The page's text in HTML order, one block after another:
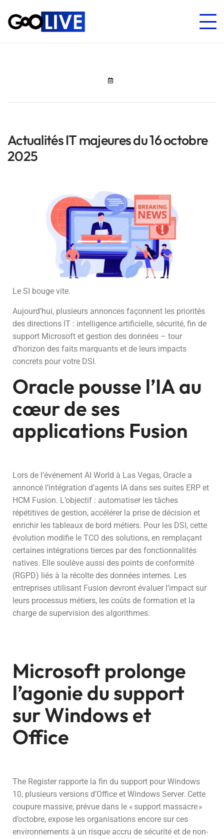
Actualités IT majeures du 16 octobre
2025
Le SI bouge vite.
Aujourd’hui, plusieurs annonces façonnent les priorités
des directions IT : intelligence artificielle, sécurité, fin de
support Microsoft et gestion des données – tour
d’horizon des faits marquants et de leurs impacts
concrets pour votre DSI.
Oracle pousse l’IA au
cœur de ses
applications Fusion
Lors de l’événement AI World à Las Vegas, Oracle a
annoncé l’intégration d’agents IA dans ses suites ERP et
HCM Fusion. L’objectif : automatiser les tâches
répétitives de gestion, accélérer la prise de décision et
enrichir les tableaux de bord métiers. Pour les DSI, cette
évolution modifie le TCO des solutions, en remplaçant
certaines intégrations tierces par des fonctionnalités
natives. Elle soulève aussi des points de conformité
(RGPD) liés à la récolte des données internes. Les
entreprises utilisant Fusion devront évaluer l’impact sur
leurs processus métiers, les coûts de formation et la
charge de supervision des algorithmes.
Microsoft prolonge
l’agonie du support
sur Windows et
Office
The Register rapporte la fin du support pour Windows
10, plusieurs versions d’Office et Windows Server. Cette
coupure massive, prévue dans le « support massacre »
d’octobre, expose les organisations encore sur ces
environnements à un risque accru de sécurité et de non-